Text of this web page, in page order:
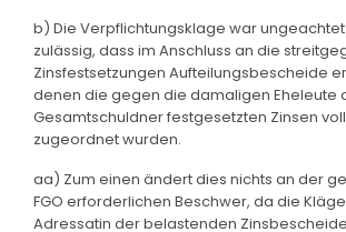
b) Die Verpflichtungsklage war
zulässig, dass im Anschluss an die
Zinsfestsetzungen Aufteilungsbescheide
denen die gegen die damaligen Eheleute
Gesamtschuldner festgesetzten Zinsen
zugeordnet wurden.
aa) Zum einen ändert dies nichts an der
FGO erforderlichen Beschwer, da die
Adressatin der belastenden